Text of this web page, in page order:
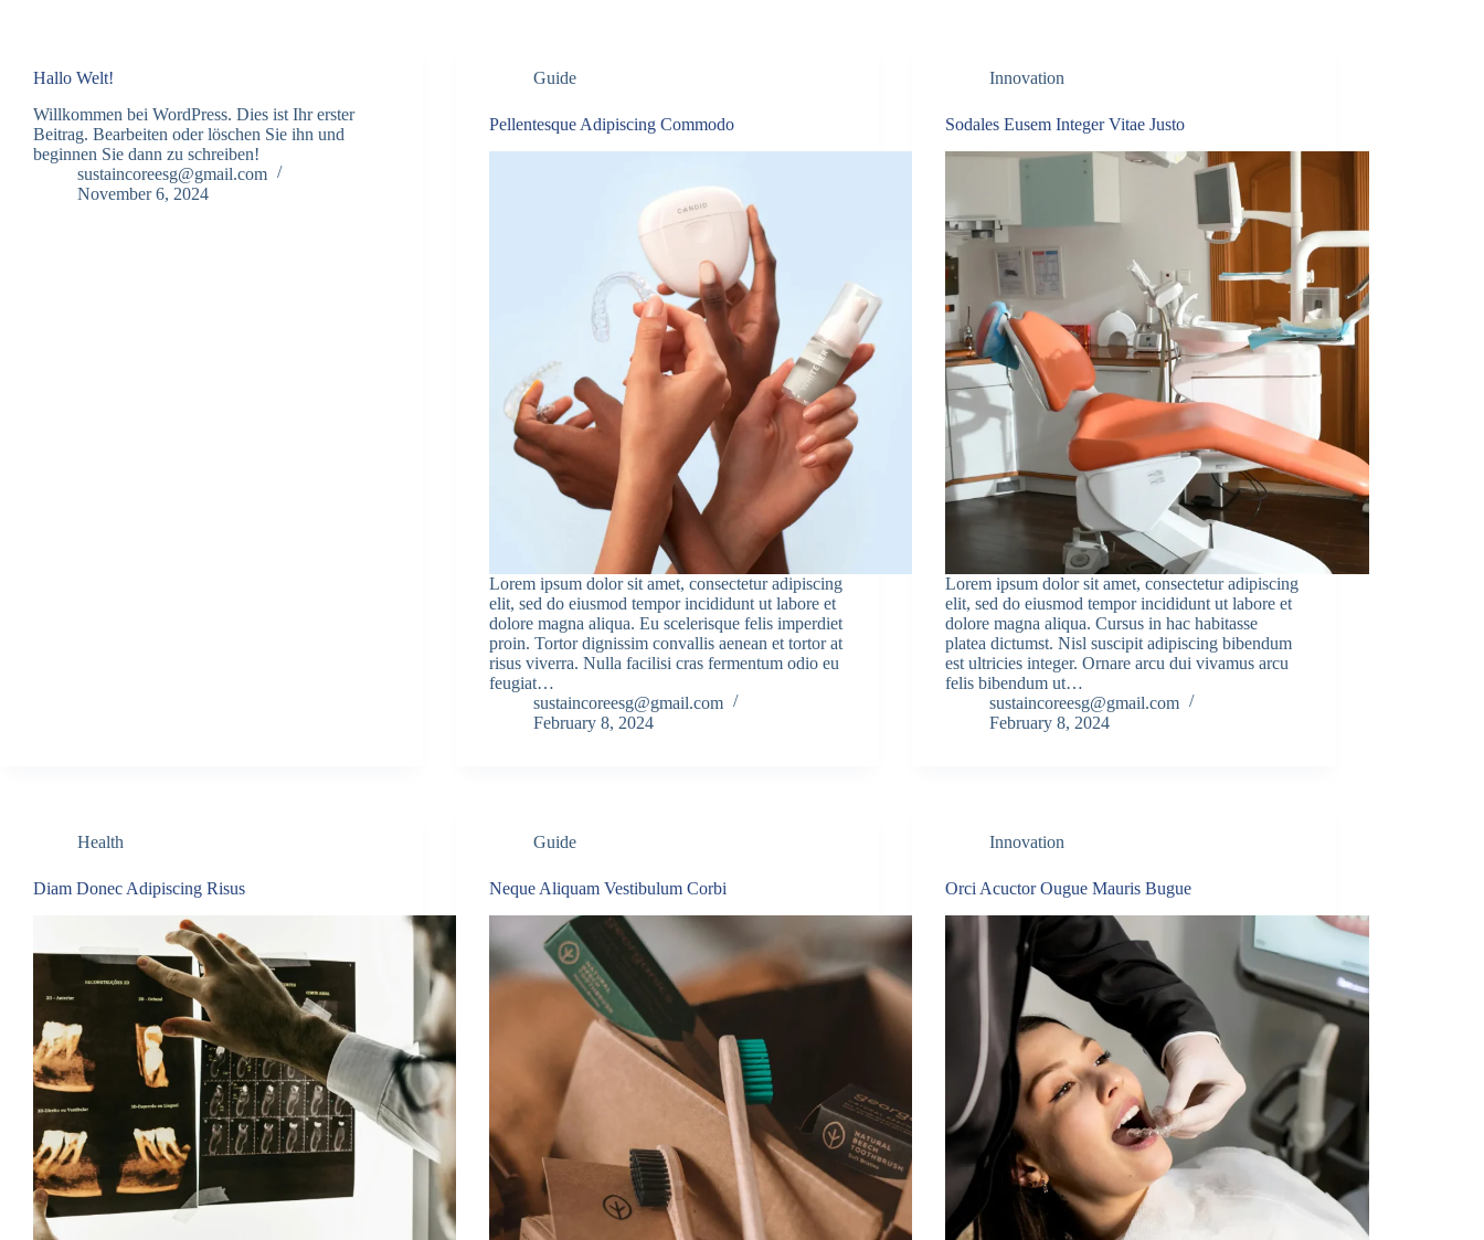
Hallo Welt!
Willkommen bei WordPress. Dies ist Ihr erster
Beitrag. Bearbeiten oder löschen Sie ihn und
beginnen Sie dann zu schreiben!
sustaincoreesg@gmail.com
November 6, 2024
Guide
Pellentesque Adipiscing Commodo
Lorem ipsum dolor sit amet, consectetur adipiscing
elit, sed do eiusmod tempor incididunt ut labore et
dolore magna aliqua. Eu scelerisque felis imperdiet
proin. Tortor dignissim convallis aenean et tortor at
risus viverra. Nulla facilisi cras fermentum odio eu
feugiat…
sustaincoreesg@gmail.com
February 8, 2024
Innovation
Sodales Eusem Integer Vitae Justo
Lorem ipsum dolor sit amet, consectetur adipiscing
elit, sed do eiusmod tempor incididunt ut labore et
dolore magna aliqua. Cursus in hac habitasse
platea dictumst. Nisl suscipit adipiscing bibendum
est ultricies integer. Ornare arcu dui vivamus arcu
felis bibendum ut…
sustaincoreesg@gmail.com
February 8, 2024
Health
Diam Donec Adipiscing Risus
Guide
Neque Aliquam Vestibulum Corbi
Innovation
Orci Acuctor Ougue Mauris Bugue